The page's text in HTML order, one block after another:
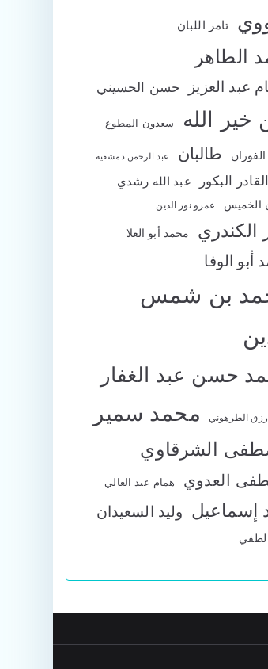
تامر اللبان
الطاهر
عبد العزيز حسن الحسيني
خير الله سعدون المطوع
طالبان عبد الرحمن دمشقية
البكور عبد الله رشدي
الخميس عمرو نور الدين
الكندري محمد أبو العلا
أبو الوفا
بن شمس
حسن عبد الغفار
الطرهوني محمد سمير
الشرقاوي
العدوي همام عبد العالي
إسماعيل وليد السعيدان
لطفي